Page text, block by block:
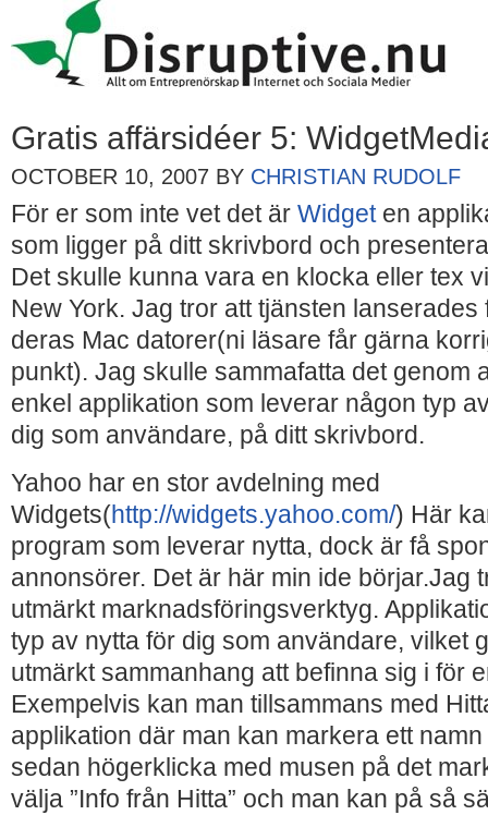
Gratis affärsidéer 5:
OCTOBER 10, 2007 BY CHRISTIAN RUDOLF
För er som inte vet det är Widget en
som ligger på ditt skrivbord och
Det skulle kunna vara en klocka eller tex
New York. Jag tror att tjänsten lanserades
deras Mac datorer(ni läsare får gärna
punkt). Jag skulle sammafatta det genom
enkel applikation som leverar någon typ
dig som användare, på ditt skrivbord.
Yahoo har en stor avdelning med
Widgets(http://widgets.yahoo.com/) Här
program som leverar nytta, dock är få
annonsörer. Det är här min ide börjar.Jag
utmärkt marknadsföringsverktyg.
typ av nytta för dig som användare, vilket
utmärkt sammanhang att befinna sig i för
Exempelvis kan man tillsammans med
applikation där man kan markera ett
sedan högerklicka med musen på det
välja ”Info från Hitta” och man kan på så